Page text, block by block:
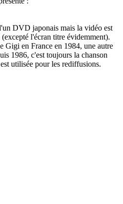
DVD japonais mais la vidéo est
l'écran titre évidemment).
Gigi en France en 1984, une autre
1986, c'est toujours la chanson
utilisée pour les rediffusions.